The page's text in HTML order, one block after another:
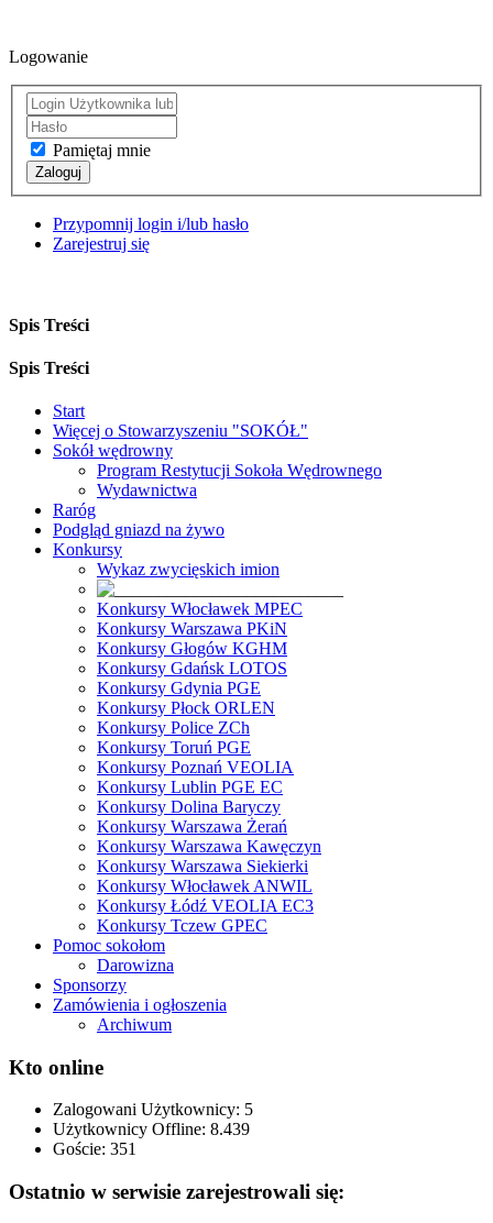
Logowanie
Pamiętaj mnie
Zaloguj
Przypomnij login i/lub hasło
Zarejestruj się
Spis Treści
Spis Treści
Start
Więcej o Stowarzyszeniu "SOKÓŁ"
Sokół wędrowny
Program Restytucji Sokoła Wędrownego
Wydawnictwa
Raróg
Podgląd gniazd na żywo
Konkursy
Wykaz zwycięskich imion
Konkursy Włocławek MPEC
Konkursy Warszawa PKiN
Konkursy Głogów KGHM
Konkursy Gdańsk LOTOS
Konkursy Gdynia PGE
Konkursy Płock ORLEN
Konkursy Police ZCh
Konkursy Toruń PGE
Konkursy Poznań VEOLIA
Konkursy Lublin PGE EC
Konkursy Dolina Baryczy
Konkursy Warszawa Żerań
Konkursy Warszawa Kawęczyn
Konkursy Warszawa Siekierki
Konkursy Włocławek ANWIL
Konkursy Łódź VEOLIA EC3
Konkursy Tczew GPEC
Pomoc sokołom
Darowizna
Sponsorzy
Zamówienia i ogłoszenia
Archiwum
Kto online
Zalogowani Użytkownicy: 5
Użytkownicy Offline: 8.439
Goście: 351
Ostatnio w serwisie zarejestrowali się: